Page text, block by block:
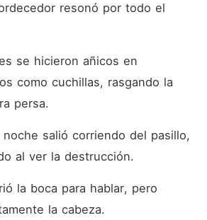
resonó por todo el
se hicieron añicos en
como cuchillas, rasgando la
persa.
noche salió corriendo del pasillo,
al ver la destrucción.
la boca para hablar, pero
la cabeza.